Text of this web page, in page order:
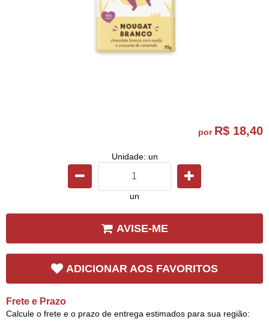
por R$ 18,40
Unidade: un
un
AVISE-ME
ADICIONAR AOS FAVORITOS
Frete e Prazo
Calcule o frete e o prazo de entrega estimados para sua região: